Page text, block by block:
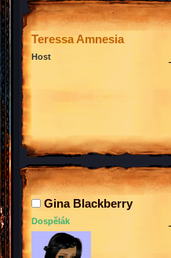
Teressa Amnesia
Host
Gina Blackberry
Dospělák